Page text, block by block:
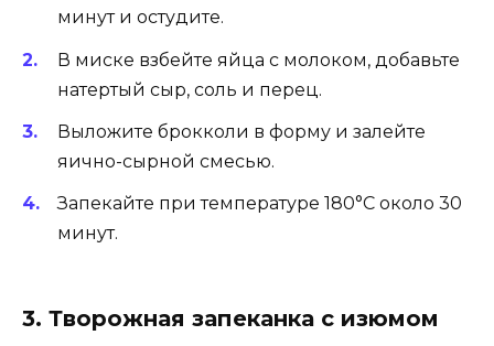
минут и остудите.
В миске взбейте яйца с молоком, добавьте
натертый сыр, соль и перец.
Выложите брокколи в форму и залейте
яично-сырной смесью.
Запекайте при температуре 180°C около 30
минут.
3. Творожная запеканка с изюмом